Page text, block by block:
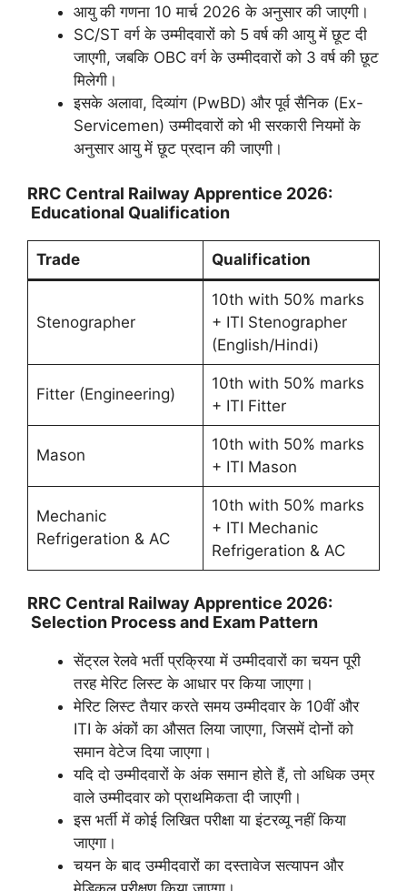
आयु की गणना 10 मार्च 2026 के अनुसार की जाएगी।
SC/ST वर्ग के उम्मीदवारों को 5 वर्ष की आयु में छूट दी
जाएगी, जबकि OBC वर्ग के उम्मीदवारों को 3 वर्ष की छूट
मिलेगी।
इसके अलावा, दिव्यांग (PwBD) और पूर्व सैनिक (Ex-
Servicemen) उम्मीदवारों को भी सरकारी नियमों के
अनुसार आयु में छूट प्रदान की जाएगी।
RRC Central Railway Apprentice 2026:
Educational Qualification
Trade Qualification
Stenographer
10th with 50% marks
+ ITI Stenographer
(English/Hindi)
Fitter (Engineering)
10th with 50% marks
+ ITI Fitter
Mason
10th with 50% marks
+ ITI Mason
Mechanic
Refrigeration & AC
10th with 50% marks
+ ITI Mechanic
Refrigeration & AC
RRC Central Railway Apprentice 2026:
Selection Process and Exam Pattern
सेंट्रल रेलवे भर्ती प्रक्रिया में उम्मीदवारों का चयन पूरी
तरह मेरिट लिस्ट के आधार पर किया जाएगा।
मेरिट लिस्ट तैयार करते समय उम्मीदवार के 10वीं और
ITI के अंकों का औसत लिया जाएगा, जिसमें दोनों को
समान वेटेज दिया जाएगा।
यदि दो उम्मीदवारों के अंक समान होते हैं, तो अधिक उम्र
वाले उम्मीदवार को प्राथमिकता दी जाएगी।
इस भर्ती में कोई लिखित परीक्षा या इंटरव्यू नहीं किया
जाएगा।
चयन के बाद उम्मीदवारों का दस्तावेज सत्यापन और